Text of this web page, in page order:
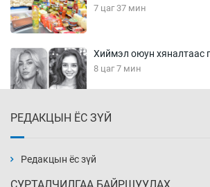
7 цаг 37 мин
Хиймэл оюун хяналтаас
8 цаг 7 мин
8 цаг 37 мин
РЕДАКЦЫН ЁС ЗҮЙ
Редакцын ёс зүй